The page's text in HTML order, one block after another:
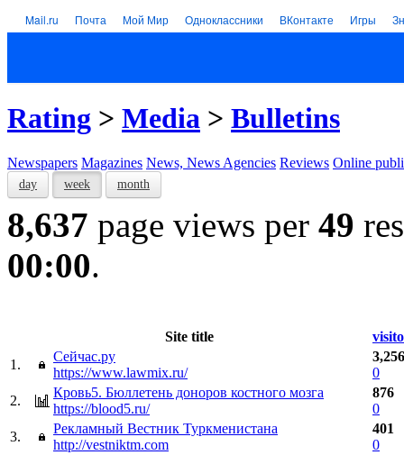
Mail.ru Почта Мой Мир Одноклассники ВКонтакте Игры
Rating > Media > Bulletins
Newspapers Magazines News, News Agencies Reviews Online
day week month
8,637 page views per 49
00:00.
Site title
1.
Сейчас.ру
https://www.lawmix.ru/
3,256
0
2.
Кровь5. Бюллетень доноров костного мозга
https://blood5.ru/
876
0
3.
Рекламный Вестник Туркменистана
http://vestniktm.com
401
0